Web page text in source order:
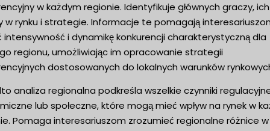
w każdym regionie. Identyfikuje głównych graczy, ich
w rynku i strategie. Informacje te pomagają
intensywność i dynamikę konkurencji charakterystyczną dla
regionu, umożliwiając im opracowanie strategii
dostosowanych do lokalnych warunków
analiza regionalna podkreśla wszelkie czynniki
lub społeczne, które mogą mieć wpływ na rynek w
Pomaga interesariuszom zrozumieć regionalne różnice w